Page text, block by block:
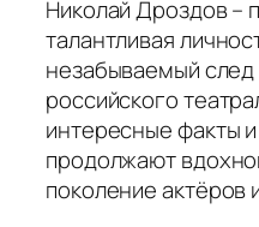
Николай Дроздов –
талантливая
незабываемый след
российского
интересные факты
продолжают
поколение актёров